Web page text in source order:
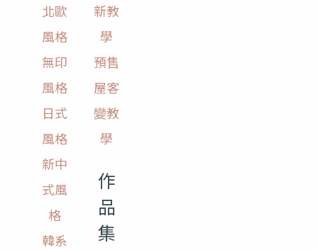
北歐
風格
無印
風格
日式
風格
新中
式風
格
韓系
新教
學
預售
屋客
變教
學
作
品
集